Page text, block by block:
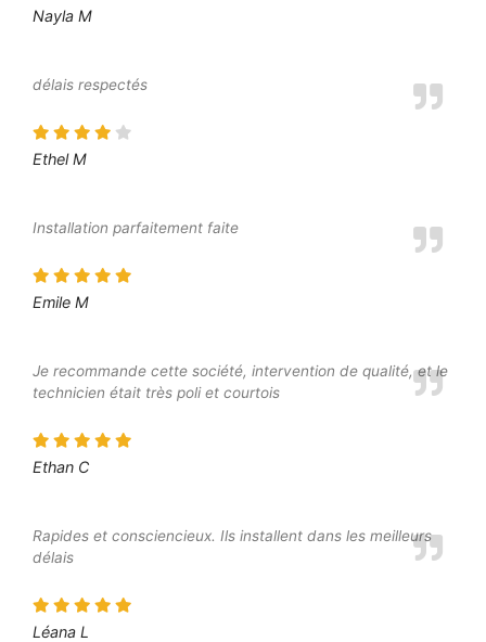
Nayla M
délais respectés
Ethel M
Installation parfaitement faite
Emile M
Je recommande cette société, intervention de qualité, et le
technicien était très poli et courtois
Ethan C
Rapides et consciencieux. Ils installent dans les meilleurs
délais
Léana L